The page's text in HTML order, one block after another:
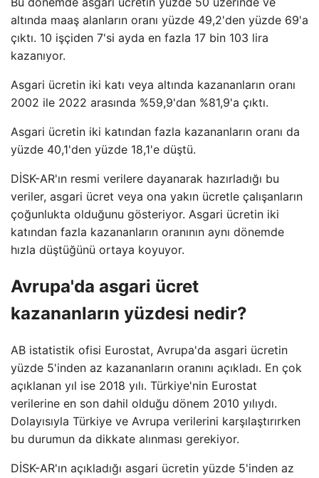
altında maaş alanların oranı yüzde 49,2'den yüzde 69'a
çıktı. 10 işçiden 7'si ayda en fazla 17 bin 103 lira
kazanıyor.
Asgari ücretin iki katı veya altında kazananların oranı
2002 ile 2022 arasında %59,9'dan %81,9'a çıktı.
Asgari ücretin iki katından fazla kazananların oranı da
yüzde 40,1'den yüzde 18,1'e düştü.
DİSK-AR'ın resmi verilere dayanarak hazırladığı bu
veriler, asgari ücret veya ona yakın ücretle çalışanların
çoğunlukta olduğunu gösteriyor. Asgari ücretin iki
katından fazla kazananların oranının aynı dönemde
hızla düştüğünü ortaya koyuyor.
Avrupa'da asgari ücret
kazananların yüzdesi nedir?
AB istatistik ofisi Eurostat, Avrupa'da asgari ücretin
yüzde 5'inden az kazananların oranını açıkladı. En çok
açıklanan yıl ise 2018 yılı. Türkiye'nin Eurostat
verilerine en son dahil olduğu dönem 2010 yılıydı.
Dolayısıyla Türkiye ve Avrupa verilerini karşılaştırırken
bu durumun da dikkate alınması gerekiyor.
DİSK-AR'ın açıkladığı asgari ücretin yüzde 5'inden az